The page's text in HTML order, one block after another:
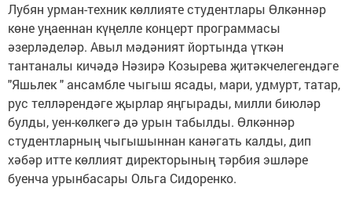
Лубян урман-техник көллияте студентлары Өлкәннәр
көне уңаеннан күңелле концерт программасы
әзерләделәр. Авыл мәдәният йортында үткән
тантаналы кичәдә Нәзирә Козырева җитәкчелегендәге
"Яшьлек " ансамбле чыгыш ясады, мари, удмурт, татар,
рус телләрендәге җырлар яңгырады, милли биюләр
булды, уен-көлкегә дә урын табылды. Өлкәннәр
студентларның чыгышыннан канәгать калды, дип
хәбәр итте көллият директорының тәрбия эшләре
буенча урынбасары Ольга Сидоренко.